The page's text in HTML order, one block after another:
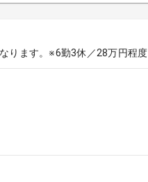
ます。※6勤3休／28万円程度